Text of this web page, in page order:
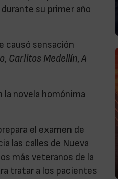
su primer año
causó sensación
Carlitos Medellín, A
la novela homónima
el examen de
las calles de Nueva
más veteranos de la
tratar a los pacientes